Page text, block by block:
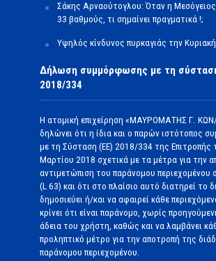
Σάκης Αρναούτογλου: Όταν η
33 βαθμούς, τι σημαίνει πραγματικά !;
Υψηλός κίνδυνος πυρκαγιάς την
Δήλωση συμμόρφωσης με τη
2018/334
Η ατομική επιχείρηση «ΜΑΥΡΟΜΑΤΗΣ Γ.
δηλώνει ότι η ίδια και ο παρών ιστότοπος
με τη Σύσταση (ΕΕ) 2018/334 της Επιτροπής
Μαρτίου 2018 σχετικά με τα μέτρα για την
αντιμετώπιση του παράνομου περιεχομένου
(L 63) και ότι στο πλαίσιο αυτό διατηρεί το
δημοσιεύει ή/και να αφαιρεί κάθε
κρίνει ότι είναι παράνομο, χωρίς
άδεια του χρήστη, καθώς και να λαμβάνει
προληπτικό μέτρο για την αποτροπή της
παράνομου περιεχομένου.